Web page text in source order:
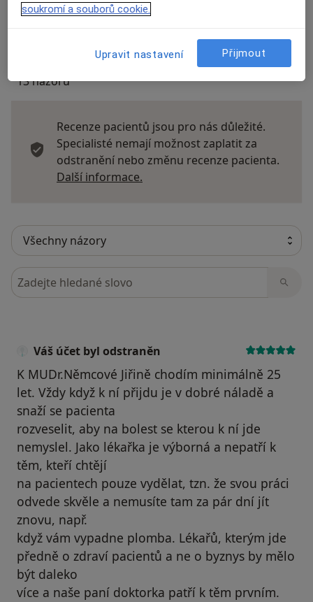
Přidejte svůj názor
13 názorů
Recenze pacientů jsou pro nás důležité.
Specialisté nemají možnost zaplatit za
odstranění nebo změnu recenze pacienta.
Další informace.
Hledejte v názorech
Váš účet byl odstraněn
K MUDr.Němcové Jiřině chodím minimálně 25
let. Vždy když k ní přijdu je v dobré náladě a
snaží se pacienta
rozveselit, aby na bolest se kterou k ní jde
nemyslel. Jako lékařka je výborná a nepatří k
těm, kteří chtějí
na pacientech pouze vydělat, tzn. že svou práci
odvede skvěle a nemusíte tam za pár dní jít
znovu, např.
když vám vypadne plomba. Lékařů, kterým jde
předně o zdraví pacientů a ne o byznys by mělo
být daleko
více a naše paní doktorka patří k těm prvním.
soukromí a souborů cookie.
Upravit nastavení Přijmout